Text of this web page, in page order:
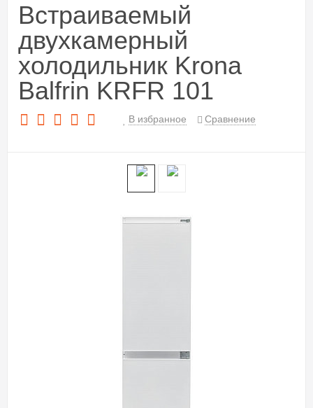
Встраиваемый
двухкамерный
холодильник Krona
Balfrin KRFR 101
В избранное Сравнение